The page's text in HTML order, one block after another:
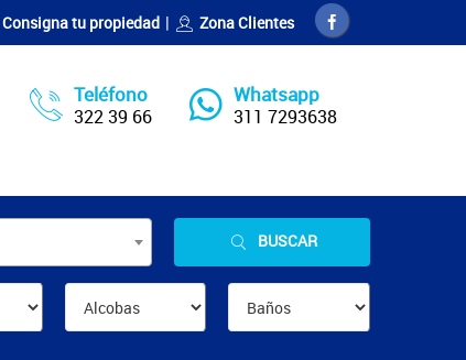
Consigna tu propiedad Zona Clientes
Teléfono
322 39 66
Whatsapp
311 7293638
BUSCAR